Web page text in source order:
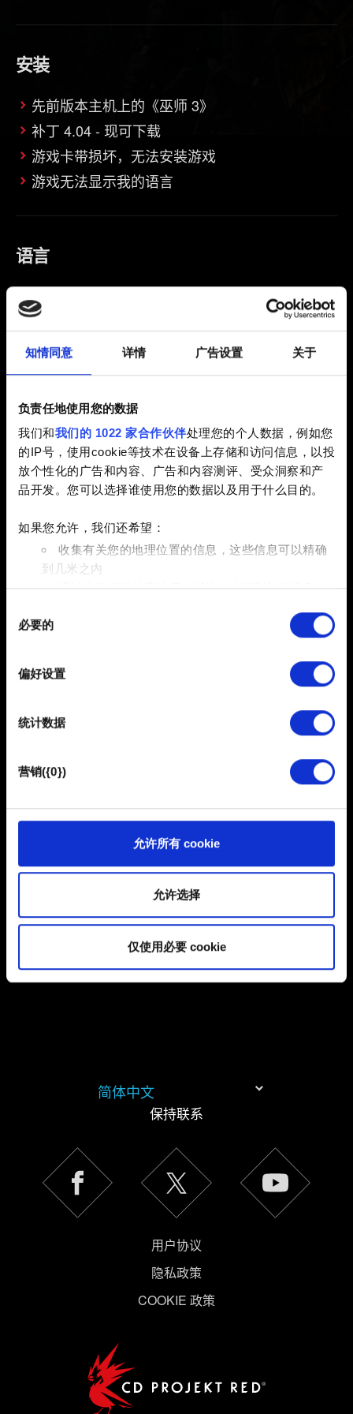
知情同意 详情 广告设置 关于
负责任地使用您的数据
我们和我们的 1022 家合作伙伴处理您的个人数据，例如您
的IP号，使用cookie等技术在设备上存储和访问信息，以投
放个性化的广告和内容、广告和内容测评、受众洞察和产
品开发。您可以选择谁使用您的数据以及用于什么目的。
如果您允许，我们还希望：
收集有关您的地理位置的信息，这些信息可以精确
到几米之内
通过主动扫描特定特征（指纹）来识别您的设备
查找有关您的个人数据如何处理的更多信息，
并设置您的首选项。您可随时从Cookie声明中更改或撤回
部分需要使用 Cookies 的是为了让网站功能可用，而另一
馈，以便网站将更好地服务于您。例如帮助我们在社交媒
也可能与我们的合作伙伴分享我们的 Cookie 片段。但是，
使用所有这些非强制性的 Cookie 都需要提前获取您的许
您可以在下面的"设置"菜单中找到有关我们使用 Cookie 的
其中的内容并准备好继续，请点击"确定"。
必要的
偏好设置
统计数据
营销({0})
允许所有 cookie
允许选择
仅使用必要 cookie
安装
先前版本主机上的《巫师 3》
补丁 4.04 - 现可下载
游戏卡带损坏，无法安装游戏
游戏无法显示我的语言
语言
游戏无法显示我的语言
启动
基础版与完全版包含哪些内容？
我没有 Micro SD 卡，可以在 e-shop 购买游戏
吗？
游戏大小是多少/需要多少存储空间？
存档
关于存档的信息
推荐使用的 microSD 卡
崩溃
简体中文
保持联系
用户协议
隐私政策
COOKIE 政策